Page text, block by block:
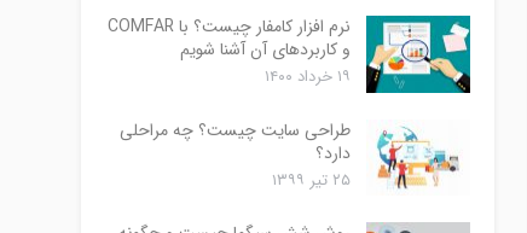
نرم افزار کامفار چیست؟ با COMFAR
و کاربردهای آن آشنا شویم
۱۹ خرداد ۱۴۰۰
طراحی سایت چیست؟ چه مراحلی
دارد؟
۲۵ تیر ۱۳۹۹